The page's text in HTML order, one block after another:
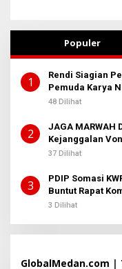
Populer
1
Rendi Siagian
Pemuda Karya
Sembiring
48 Dilihat
2
JAGA MARWAH
Kejanggalan
37 Dilihat
3
PDIP Somasi
Buntut Rapat
3 Dilihat
GlobalMedan.com |